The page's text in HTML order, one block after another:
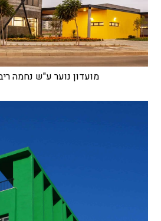
מועדון נוער ע"ש נחמה